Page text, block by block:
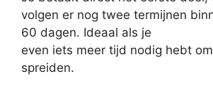
volgen er nog twee termijnen
60 dagen. Ideaal als je
even iets meer tijd nodig hebt
spreiden.